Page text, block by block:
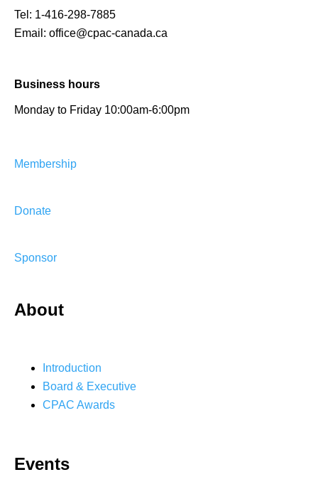
Tel: 1-416-298-7885
Email: office@cpac-canada.ca
Business hours
Monday to Friday 10:00am-6:00pm
Membership
Donate
Sponsor
About
Introduction
Board & Executive
CPAC Awards
Events